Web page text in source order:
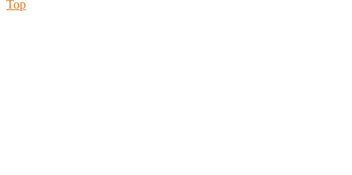
Top